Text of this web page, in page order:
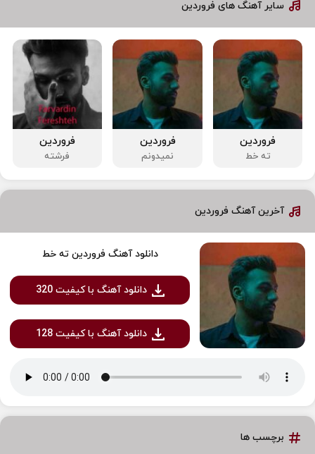
سایر آهنگ های فروردین
فروردین
ته خط
فروردین
نمیدونم
فروردین
فرشته
آخرین آهنگ فروردین
دانلود آهنگ فروردین ته خط
دانلود آهنگ با کیفیت 320
دانلود آهنگ با کیفیت 128
برچسب ها